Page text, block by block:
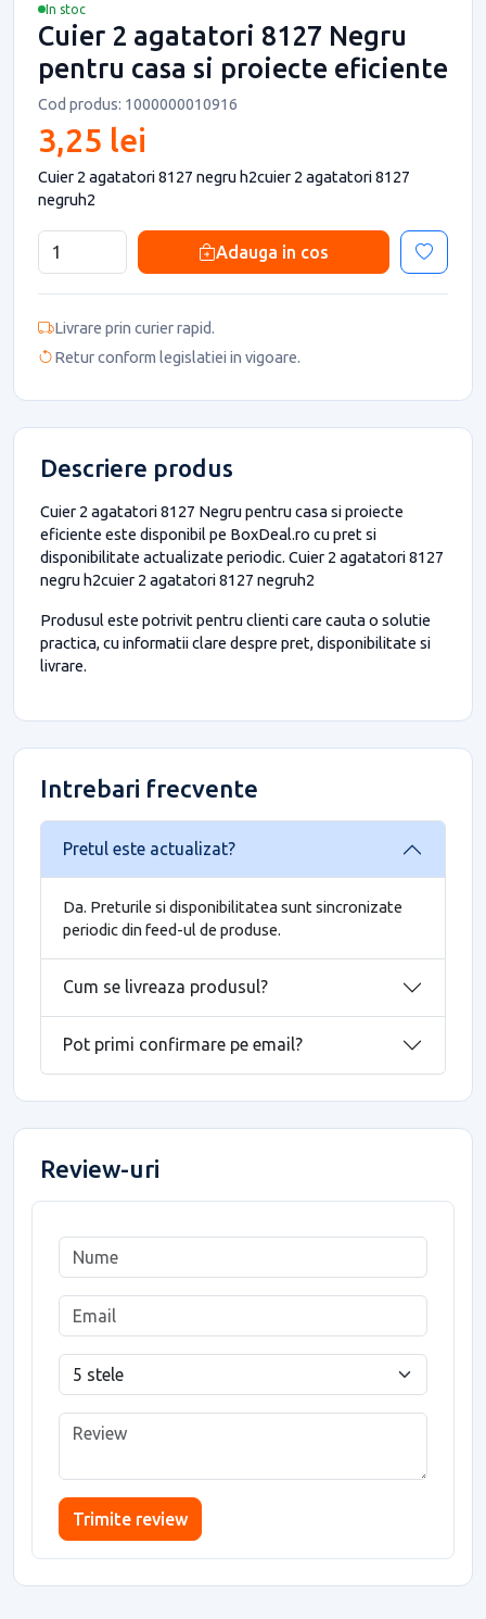
In stoc
Cuier 2 agatatori 8127 Negru
pentru casa si proiecte eficiente
Cod produs: 1000000010916
3,25 lei
Cuier 2 agatatori 8127 negru h2cuier 2 agatatori 8127
negruh2
Adauga in cos
Livrare prin curier rapid.
Retur conform legislatiei in vigoare.
Descriere produs
Cuier 2 agatatori 8127 Negru pentru casa si proiecte
eficiente este disponibil pe BoxDeal.ro cu pret si
disponibilitate actualizate periodic. Cuier 2 agatatori 8127
negru h2cuier 2 agatatori 8127 negruh2
Produsul este potrivit pentru clienti care cauta o solutie
practica, cu informatii clare despre pret, disponibilitate si
livrare.
Intrebari frecvente
Pretul este actualizat?
Da. Preturile si disponibilitatea sunt sincronizate
periodic din feed-ul de produse.
Cum se livreaza produsul?
Pot primi confirmare pe email?
Review-uri
Trimite review